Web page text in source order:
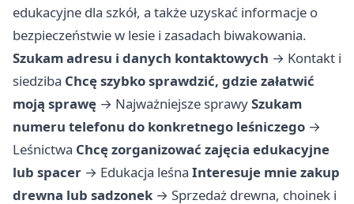
edukacyjne dla szkół, a także uzyskać informacje o
bezpieczeństwie w lesie i zasadach biwakowania.
Szukam adresu i danych kontaktowych → Kontakt i
siedziba Chcę szybko sprawdzić, gdzie załatwić
moją sprawę → Najważniejsze sprawySzukam
numeru telefonu do konkretnego leśniczego →
Leśnictwa Chcę zorganizować zajęcia edukacyjne
lub spacer → Edukacja leśna Interesuje mnie zakup
drewna lub sadzonek → Sprzedaż drewna, choinek i